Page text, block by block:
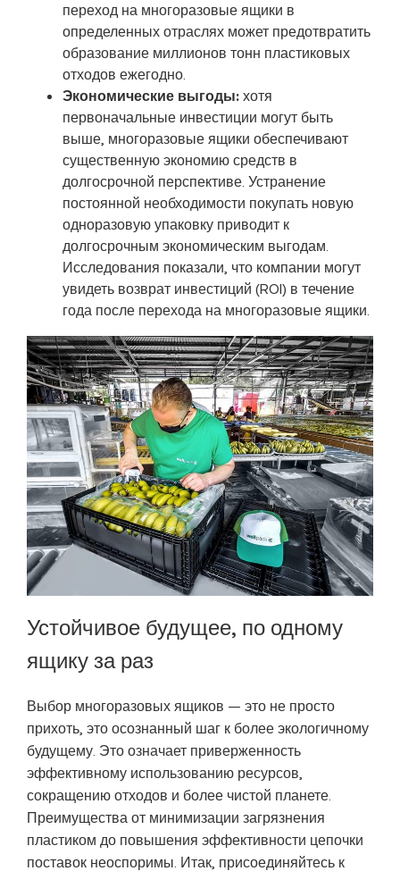
переход на многоразовые ящики в
определенных отраслях может предотвратить
образование миллионов тонн пластиковых
отходов ежегодно.
Экономические выгоды: хотя
первоначальные инвестиции могут быть
выше, многоразовые ящики обеспечивают
существенную экономию средств в
долгосрочной перспективе. Устранение
постоянной необходимости покупать новую
одноразовую упаковку приводит к
долгосрочным экономическим выгодам.
Исследования показали, что компании могут
увидеть возврат инвестиций (ROI) в течение
года после перехода на многоразовые ящики.
Устойчивое будущее, по одному
ящику за раз
Выбор многоразовых ящиков — это не просто
прихоть, это осознанный шаг к более экологичному
будущему. Это означает приверженность
эффективному использованию ресурсов,
сокращению отходов и более чистой планете.
Преимущества от минимизации загрязнения
пластиком до повышения эффективности цепочки
поставок неоспоримы. Итак, присоединяйтесь к